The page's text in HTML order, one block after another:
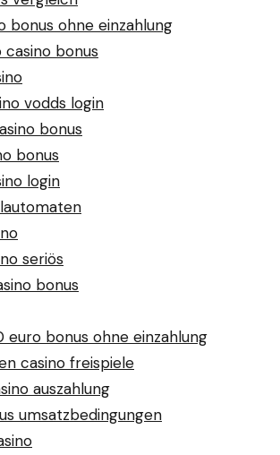
bonus ohne einzahlung
bonus
vodds login
bonus
bonus
login
seriös
bonus
euro bonus ohne einzahlung
casino freispiele
auszahlung
umsatzbedingungen